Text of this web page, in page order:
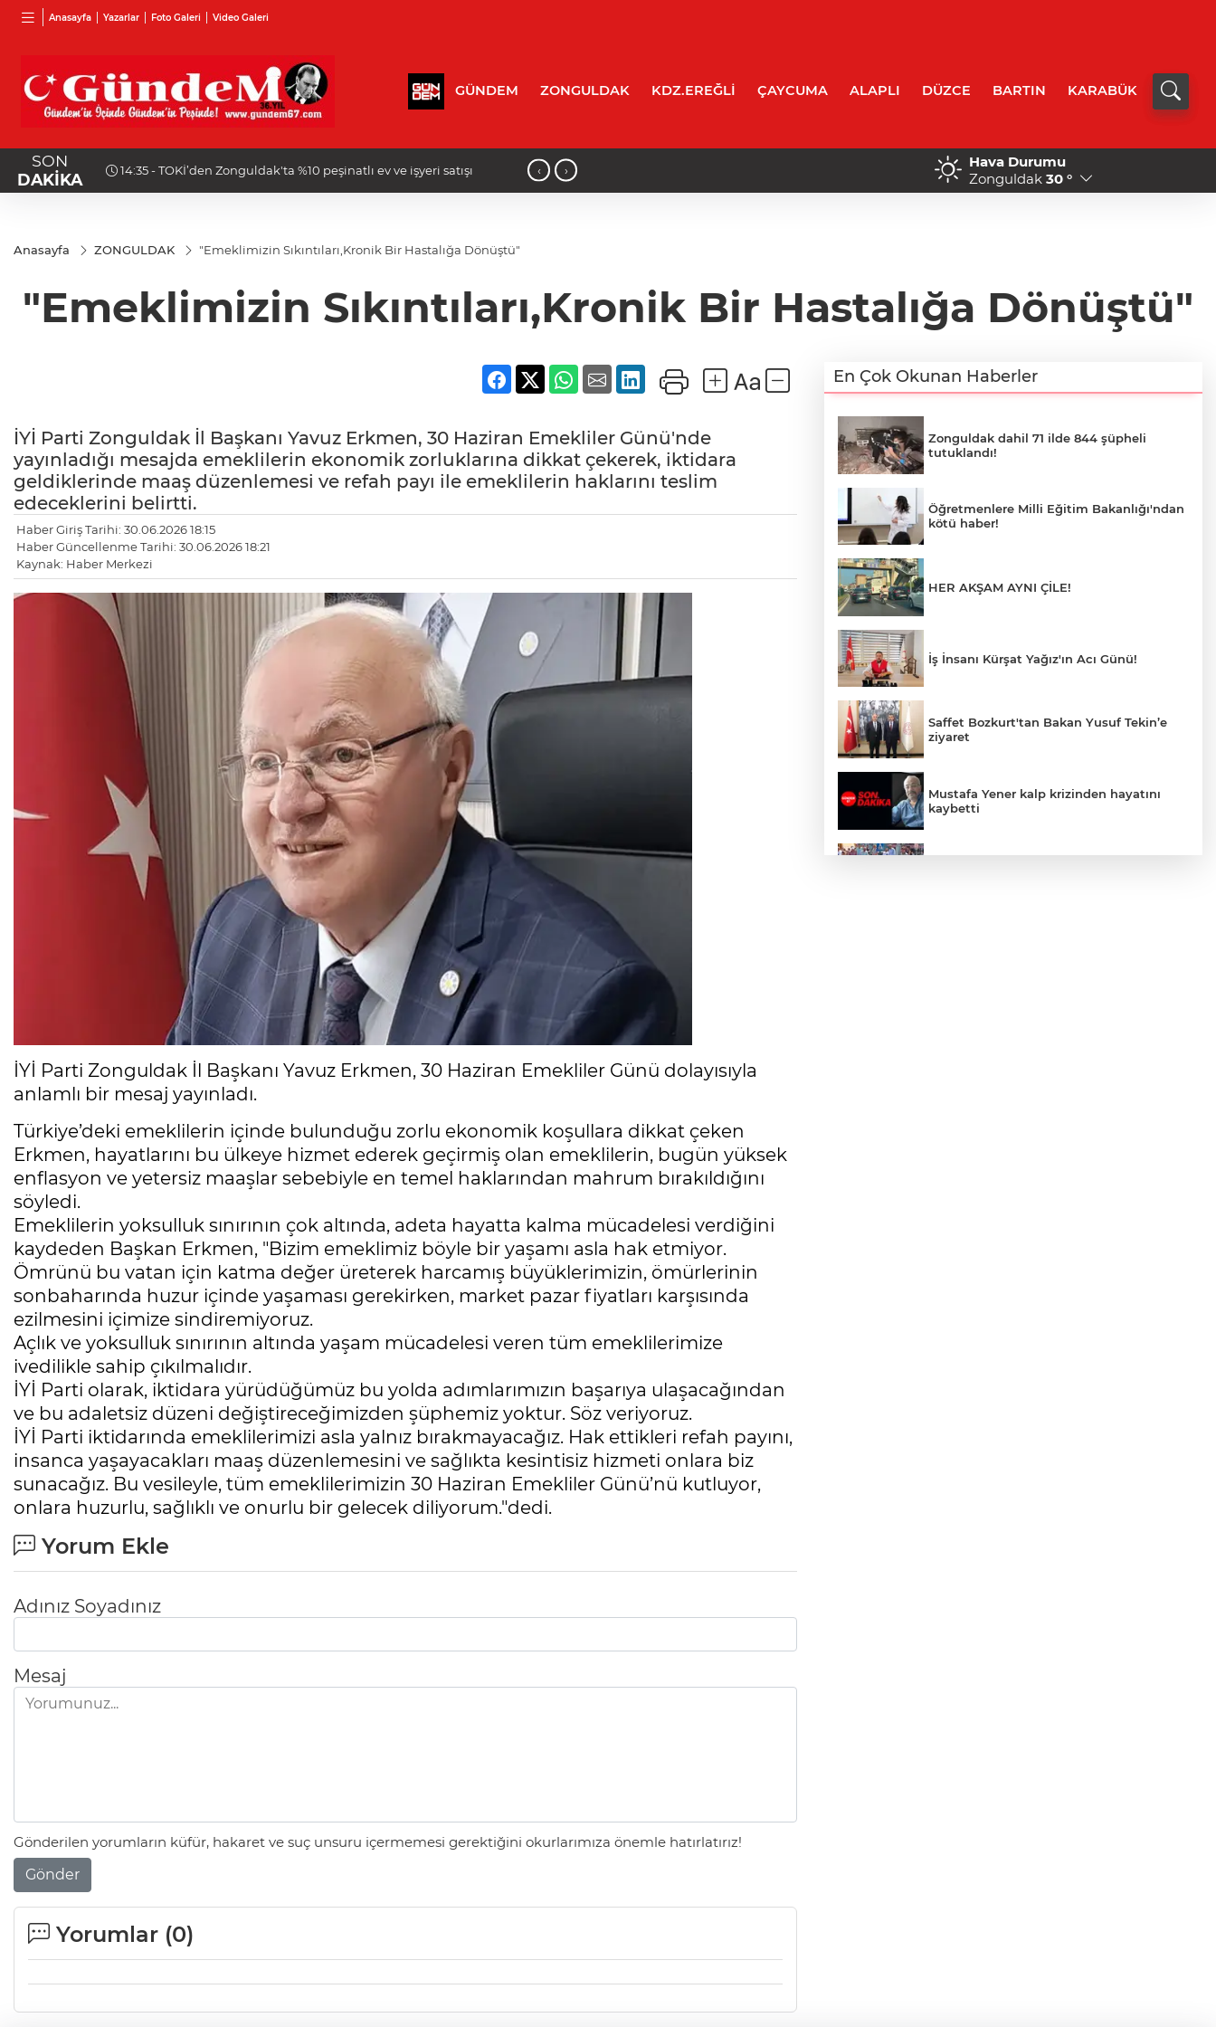
Anasayfa Yazarlar Foto Galeri Video Galeri
GÜNDEM ZONGULDAK KDZ.EREĞLİ ÇAYCUMA ALAPLI DÜZCE BARTIN KARABÜK
SON
DAKİKA
14:35 - TOKİ’den Zonguldak'ta %10 peşinatlı ev ve işyeri satışı 14:15 - Kozlu'da acı olay: Evinde ölü bulundu! 14:05 - İncivez'de korkutan kaza:
‹ ›
Hava Durumu
Zonguldak 30 °
Anasayfa ZONGULDAK "Emeklimizin Sıkıntıları,Kronik Bir Hastalığa Dönüştü"
"Emeklimizin Sıkıntıları,Kronik Bir Hastalığa Dönüştü"
İYİ Parti Zonguldak İl Başkanı Yavuz Erkmen, 30 Haziran Emekliler Günü'nde
yayınladığı mesajda emeklilerin ekonomik zorluklarına dikkat çekerek, iktidara
geldiklerinde maaş düzenlemesi ve refah payı ile emeklilerin haklarını teslim
edeceklerini belirtti.
Haber Giriş Tarihi: 30.06.2026 18:15
Haber Güncellenme Tarihi: 30.06.2026 18:21
Kaynak: Haber Merkezi
İYİ Parti Zonguldak İl Başkanı Yavuz Erkmen, 30 Haziran Emekliler Günü dolayısıyla
anlamlı bir mesaj yayınladı.
Türkiye’deki emeklilerin içinde bulunduğu zorlu ekonomik koşullara dikkat çeken
Erkmen, hayatlarını bu ülkeye hizmet ederek geçirmiş olan emeklilerin, bugün yüksek
enflasyon ve yetersiz maaşlar sebebiyle en temel haklarından mahrum bırakıldığını
söyledi.
Emeklilerin yoksulluk sınırının çok altında, adeta hayatta kalma mücadelesi verdiğini
kaydeden Başkan Erkmen, "Bizim emeklimiz böyle bir yaşamı asla hak etmiyor.
Ömrünü bu vatan için katma değer üreterek harcamış büyüklerimizin, ömürlerinin
sonbaharında huzur içinde yaşaması gerekirken, market pazar fiyatları karşısında
ezilmesini içimize sindiremiyoruz.
Açlık ve yoksulluk sınırının altında yaşam mücadelesi veren tüm emeklilerimize
ivedilikle sahip çıkılmalıdır.
İYİ Parti olarak, iktidara yürüdüğümüz bu yolda adımlarımızın başarıya ulaşacağından
ve bu adaletsiz düzeni değiştireceğimizden şüphemiz yoktur. Söz veriyoruz.
İYİ Parti iktidarında emeklilerimizi asla yalnız bırakmayacağız. Hak ettikleri refah payını,
insanca yaşayacakları maaş düzenlemesini ve sağlıkta kesintisiz hizmeti onlara biz
sunacağız. Bu vesileyle, tüm emeklilerimizin 30 Haziran Emekliler Günü’nü kutluyor,
onlara huzurlu, sağlıklı ve onurlu bir gelecek diliyorum."dedi.
Yorum Ekle
Adınız Soyadınız
Mesaj
Gönderilen yorumların küfür, hakaret ve suç unsuru içermemesi gerektiğini okurlarımıza önemle hatırlatırız!
Gönder
Yorumlar (0)
En Çok Okunan Haberler
Zonguldak dahil 71 ilde 844 şüpheli
tutuklandı!
Öğretmenlere Milli Eğitim Bakanlığı'ndan
kötü haber!
HER AKŞAM AYNI ÇİLE!
İş İnsanı Kürşat Yağız'ın Acı Günü!
Saffet Bozkurt'tan Bakan Yusuf Tekin’e
ziyaret
Mustafa Yener kalp krizinden hayatını
kaybetti